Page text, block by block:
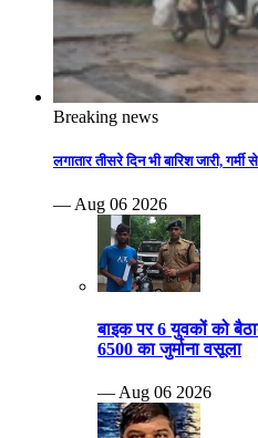
Breaking news
लगातार तीसरे दिन भी बारिश जारी, गर्मी
— Aug 06 2026
बाइक पर 6 युवकों को
6500 का जुर्माना वसूला
— Aug 06 2026